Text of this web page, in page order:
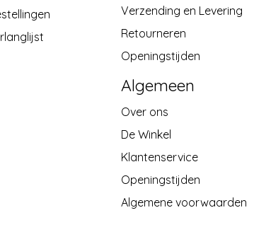
Verzending en Levering
Retourneren
Openingstijden
Algemeen
Over ons
De Winkel
Klantenservice
Openingstijden
Algemene voorwaarden